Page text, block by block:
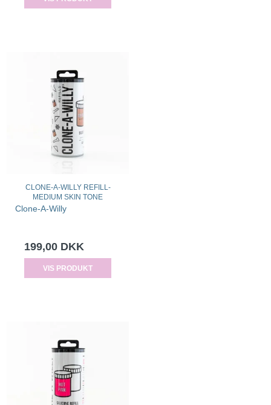
CLONE-A-WILLY REFILL-
MEDIUM SKIN TONE
Clone-A-Willy
199,00 DKK
VIS PRODUKT